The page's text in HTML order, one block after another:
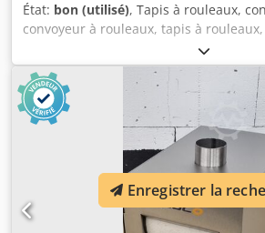
État: bon (utilisé), Tapis à rouleaux,
convoyeur à rouleaux, tapis à
rouleaux pour scies Dkodpfx Aszq
rouleaux : non motorisé, longueur de
châssis robuste avec réglage en
rouleaux : 200 mm -Diamètre des
Espacement des rouleaux : 140 mm -
transport : 3000/310/H890 mm -Poids :
Enregistrer la